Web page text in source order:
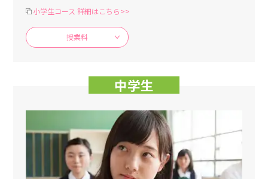
小学生コース 詳細はこちら>>
授業料
中学生